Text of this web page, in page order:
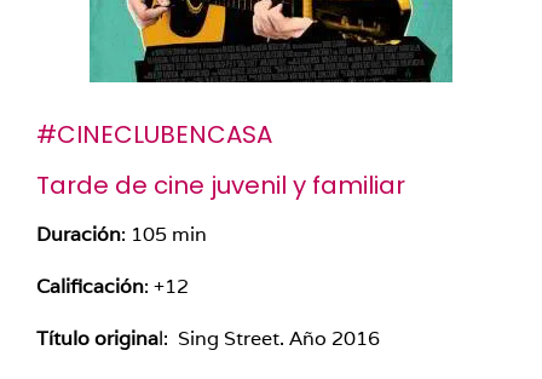
#CINECLUBENCASA
Tarde de cine juvenil y familiar
Duración: 105 min
Calificación: +12
Título original: Sing Street. Año 2016